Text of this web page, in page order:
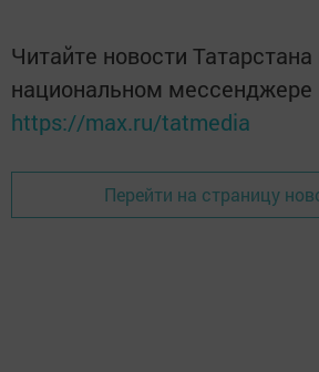
Читайте новости Татарстана
национальном
https://max.ru/tatmedia
Перейти на страницу